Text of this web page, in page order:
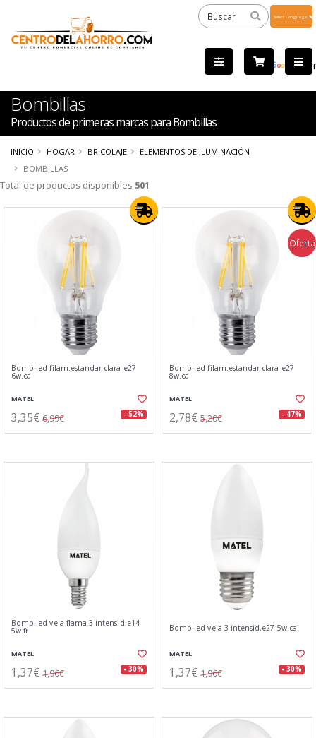
by
Bombillas
Productos de primeras marcas para Bombillas
INICIO HOGAR BRICOLAJE
ELEMENTOS DE ILUMINACIÓN
BOMBILLAS
Total de productos disponibles 501
Bomb.led filam.estandar clara e27
6w.ca
MATEL
3,35€ 6,99€ - 52%
Oferta
Bomb.led filam.estandar clara e27
8w.ca
MATEL
2,78€ 5,20€ - 47%
Bomb.led vela flama 3 intensid.e14
5w.fr
MATEL
1,37€ 1,96€ - 30%
Bomb.led vela 3 intensid.e27 5w.cal
MATEL
1,37€ 1,96€ - 30%